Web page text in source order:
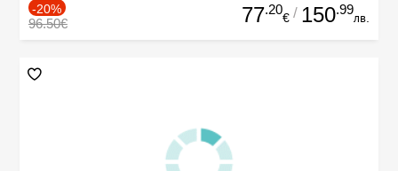
-20%
96.50€ 77.20
€ / 150.99
лв.